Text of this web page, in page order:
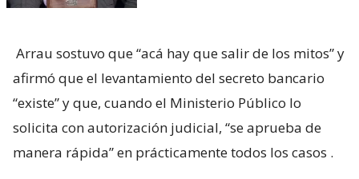
Arrau sostuvo que “acá hay que salir de los mitos” y
afirmó que el levantamiento del secreto bancario
“existe” y que, cuando el Ministerio Público lo
solicita con autorización judicial, “se aprueba de
manera rápida” en prácticamente todos los casos .